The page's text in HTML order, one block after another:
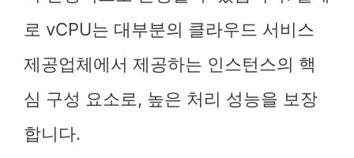
로 vCPU는 대부분의 클라우드 서비스
제공업체에서 제공하는 인스턴스의 핵
심 구성 요소로, 높은 처리 성능을 보장
합니다.